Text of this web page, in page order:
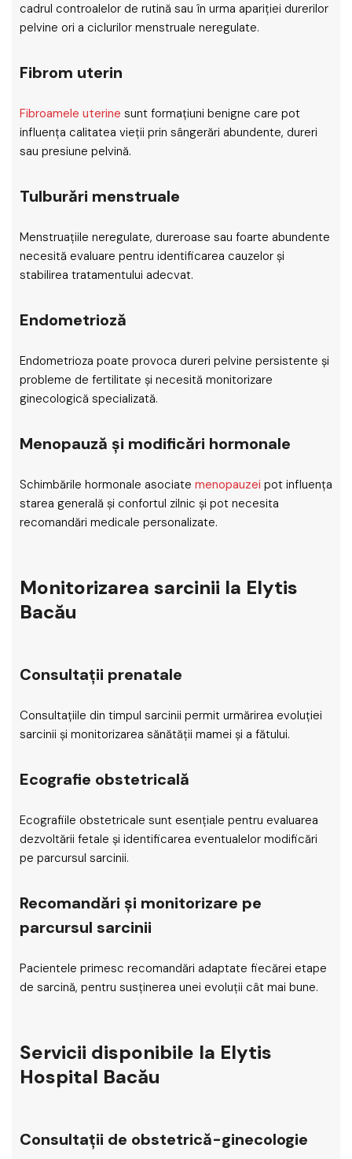
cadrul controalelor de rutină sau în urma apariției durerilor
pelvine ori a ciclurilor menstruale neregulate.
Fibrom uterin
Fibroamele uterine sunt formațiuni benigne care pot
influența calitatea vieții prin sângerări abundente, dureri
sau presiune pelvină.
Tulburări menstruale
Menstruațiile neregulate, dureroase sau foarte abundente
necesită evaluare pentru identificarea cauzelor și
stabilirea tratamentului adecvat.
Endometrioză
Endometrioza poate provoca dureri pelvine persistente și
probleme de fertilitate și necesită monitorizare
ginecologică specializată.
Menopauză și modificări hormonale
Schimbările hormonale asociate menopauzei pot influența
starea generală și confortul zilnic și pot necesita
recomandări medicale personalizate.
Monitorizarea sarcinii la Elytis
Bacău
Consultații prenatale
Consultațiile din timpul sarcinii permit urmărirea evoluției
sarcinii și monitorizarea sănătății mamei și a fătului.
Ecografie obstetricală
Ecografiile obstetricale sunt esențiale pentru evaluarea
dezvoltării fetale și identificarea eventualelor modificări
pe parcursul sarcinii.
Recomandări și monitorizare pe
parcursul sarcinii
Pacientele primesc recomandări adaptate fiecărei etape
de sarcină, pentru susținerea unei evoluții cât mai bune.
Servicii disponibile la Elytis
Hospital Bacău
Consultații de obstetrică-ginecologie